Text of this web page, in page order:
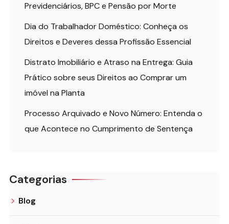
Previdenciários, BPC e Pensão por Morte
Dia do Trabalhador Doméstico: Conheça os
Direitos e Deveres dessa Profissão Essencial
Distrato Imobiliário e Atraso na Entrega: Guia
Prático sobre seus Direitos ao Comprar um
imóvel na Planta
Processo Arquivado e Novo Número: Entenda o
que Acontece no Cumprimento de Sentença
Categorias
Blog